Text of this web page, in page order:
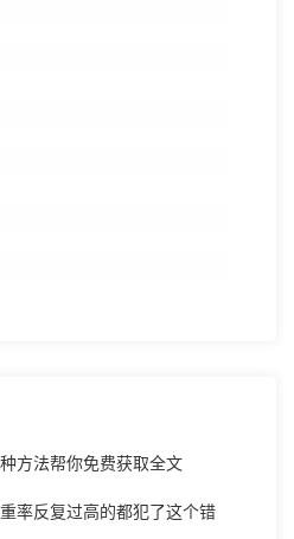
方法帮你免费获取全文
率反复过高的都犯了这个错